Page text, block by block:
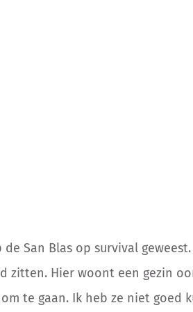
San Blas op survival
zitten. Hier woont een gezin
te gaan. Ik heb ze niet goed